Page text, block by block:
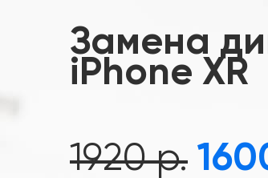
Замена
iPhone XR
1920 р.